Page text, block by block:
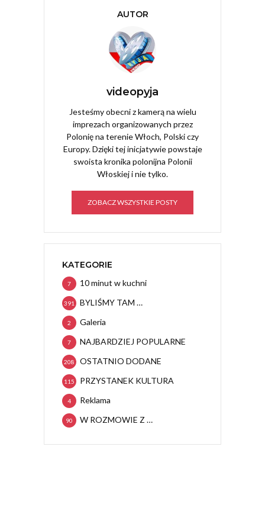
AUTOR
videopyja
Jesteśmy obecni z kamerą na wielu
imprezach organizowanych przez
Polonię na terenie Włoch, Polski czy
Europy. Dzięki tej inicjatywie powstaje
swoista kronika polonijna Polonii
Włoskiej i nie tylko.
ZOBACZ WSZYSTKIE POSTY
KATEGORIE
10 minut w kuchni
7
BYLIŚMY TAM …
391
Galeria
2
NAJBARDZIEJ POPULARNE
7
OSTATNIO DODANE
208
PRZYSTANEK KULTURA
115
Reklama
4
W ROZMOWIE Z …
90